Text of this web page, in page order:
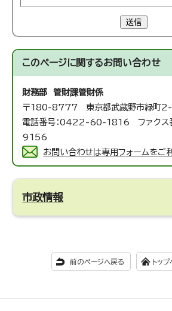
送信
このページに関するお問い合わせ
財務部 管財課管財係
〒180-8777 東京都武蔵野市緑町
電話番号：0422-60-1816 ファクス
9156
お問い合わせは専用フォームをご
市政情報
前のページへ戻る トッ